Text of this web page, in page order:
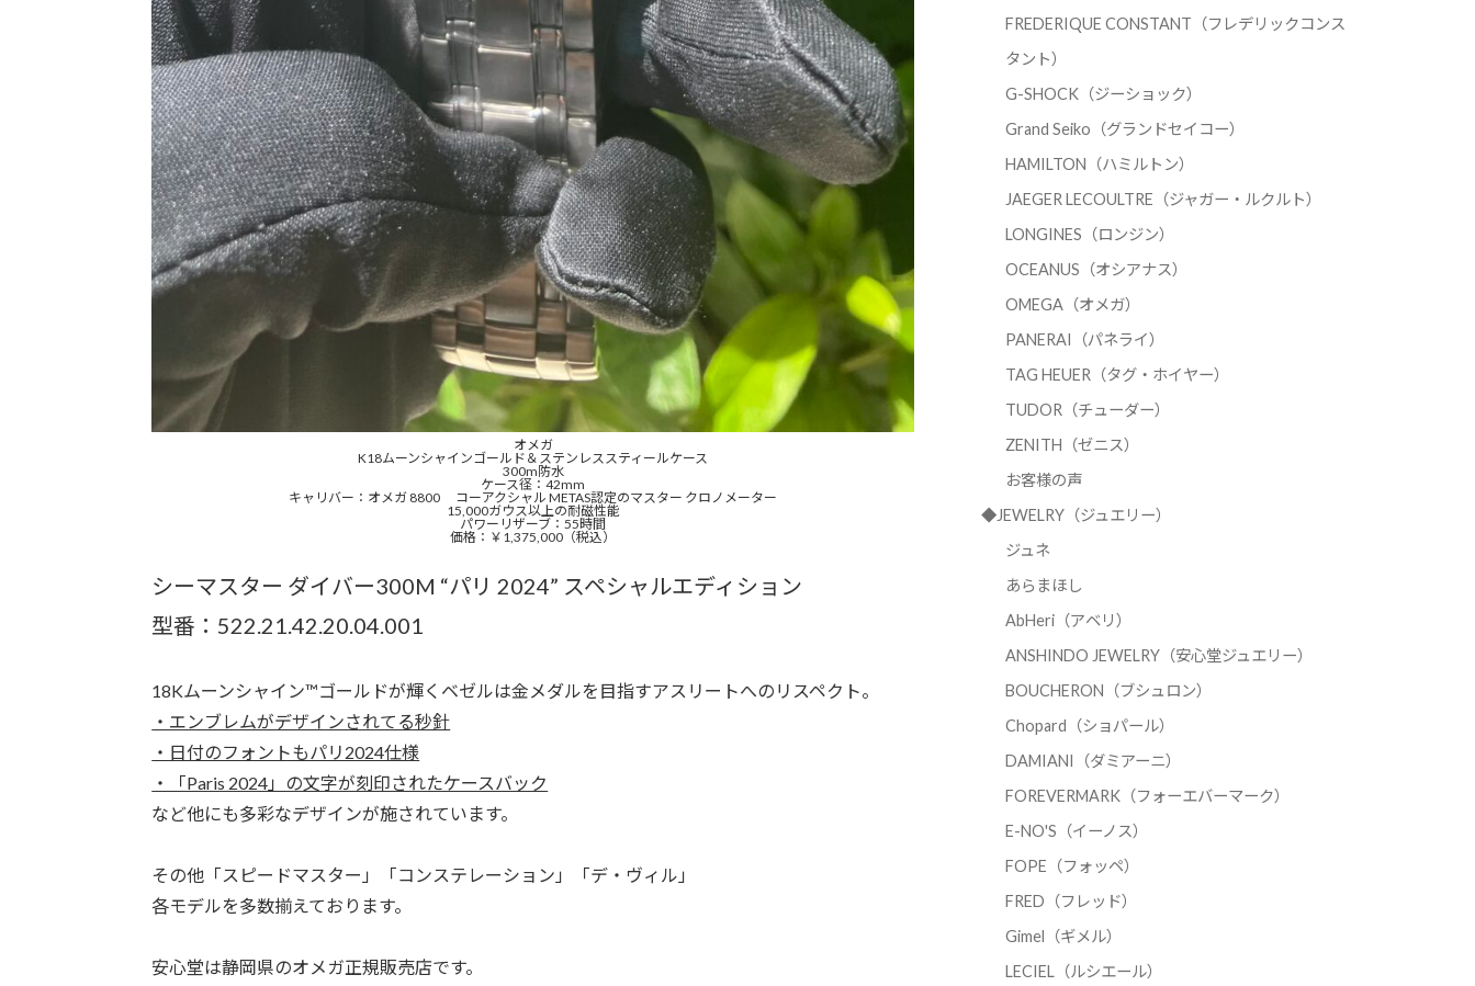
オメガ
K18ムーンシャインゴールド＆ステンレススティールケース
300m防水
ケース径：42mm
キャリバー：オメガ 8800 コーアクシャル METAS認定のマスター クロノメーター
15,000ガウス以上の耐磁性能
パワーリザーブ：55時間
価格：￥1,375,000（税込）
シーマスター ダイバー300M “パリ 2024” スペシャルエディション
型番：522.21.42.20.04.001
18Kムーンシャイン™ゴールドが輝くベゼルは金メダルを目指すアスリートへのリスペクト。
・エンブレムがデザインされてる秒針
・日付のフォントもパリ2024仕様
・「Paris 2024」の文字が刻印されたケースバック
など他にも多彩なデザインが施されています。
その他「スピードマスター」「コンステレーション」「デ・ヴィル」
各モデルを多数揃えております。
安心堂は静岡県のオメガ正規販売店です。
FREDERIQUE CONSTANT（フレデリックコンス
タント）
G-SHOCK（ジーショック）
Grand Seiko（グランドセイコー）
HAMILTON（ハミルトン）
JAEGER LECOULTRE（ジャガー・ルクルト）
LONGINES（ロンジン）
OCEANUS（オシアナス）
OMEGA（オメガ）
PANERAI（パネライ）
TAG HEUER（タグ・ホイヤー）
TUDOR（チューダー）
ZENITH（ゼニス）
お客様の声
◆JEWELRY（ジュエリー）
ジュネ
あらまほし
AbHeri（アベリ）
ANSHINDO JEWELRY（安心堂ジュエリー）
BOUCHERON（ブシュロン）
Chopard（ショパール）
DAMIANI（ダミアーニ）
FOREVERMARK（フォーエバーマーク）
E-NO'S（イーノス）
FOPE（フォッペ）
FRED（フレッド）
Gimel（ギメル）
LECIEL（ルシエール）